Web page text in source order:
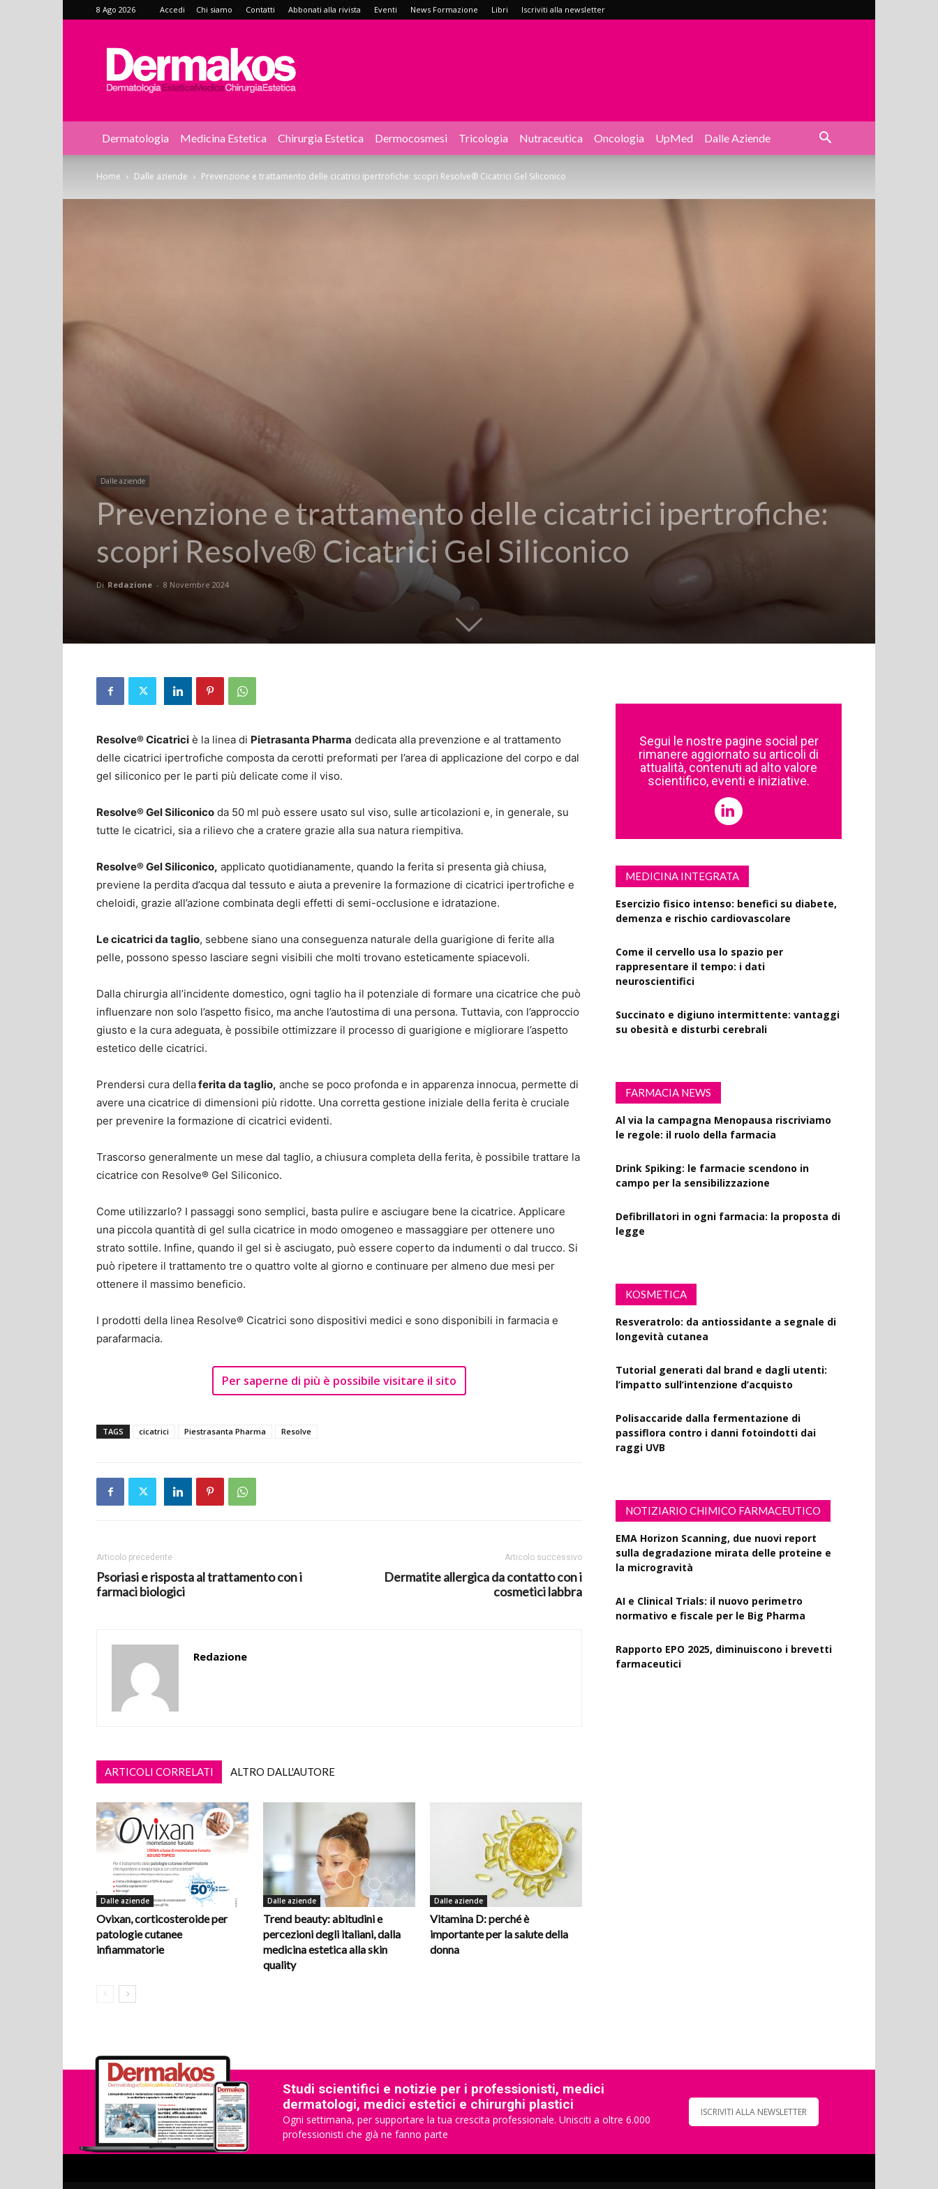
8 Ago 2026 Accedi Chi siamo Contatti Abbonati alla rivista Eventi News Formazione Libri Iscriviti alla newsletter
Dermakos
Dermatologia Medicina Estetica Chirurgia Estetica Dermocosmesi Tricologia Nutraceutica Oncologia UpMed Dalle Aziende
Home Dalle aziende Prevenzione e trattamento delle cicatrici ipertrofiche: scopri Resolve® Cicatrici Gel Siliconico
Dalle aziende
Prevenzione e trattamento delle cicatrici ipertrofiche:
scopri Resolve® Cicatrici Gel Siliconico
Di Redazione - 8 Novembre 2024
Resolve® Cicatrici è la linea di Pietrasanta Pharma dedicata alla prevenzione e al trattamento
delle cicatrici ipertrofiche composta da cerotti preformati per l’area di applicazione del corpo e dal
gel siliconico per le parti più delicate come il viso.
Resolve® Gel Siliconico da 50 ml può essere usato sul viso, sulle articolazioni e, in generale, su
tutte le cicatrici, sia a rilievo che a cratere grazie alla sua natura riempitiva.
Resolve® Gel Siliconico, applicato quotidianamente, quando la ferita si presenta già chiusa,
previene la perdita d’acqua dal tessuto e aiuta a prevenire la formazione di cicatrici ipertrofiche e
cheloidi, grazie all’azione combinata degli effetti di semi-occlusione e idratazione.
Le cicatrici da taglio, sebbene siano una conseguenza naturale della guarigione di ferite alla
pelle, possono spesso lasciare segni visibili che molti trovano esteticamente spiacevoli.
Dalla chirurgia all’incidente domestico, ogni taglio ha il potenziale di formare una cicatrice che può
influenzare non solo l’aspetto fisico, ma anche l’autostima di una persona. Tuttavia, con l’approccio
giusto e la cura adeguata, è possibile ottimizzare il processo di guarigione e migliorare l’aspetto
estetico delle cicatrici.
Prendersi cura dellaferita da taglio, anche se poco profonda e in apparenza innocua, permette di
avere una cicatrice di dimensioni più ridotte. Una corretta gestione iniziale della ferita è cruciale
per prevenire la formazione di cicatrici evidenti.
Trascorso generalmente un mese dal taglio, a chiusura completa della ferita, è possibile trattare la
cicatrice con Resolve® Gel Siliconico.
Come utilizzarlo? I passaggi sono semplici, basta pulire e asciugare bene la cicatrice. Applicare
una piccola quantità di gel sulla cicatrice in modo omogeneo e massaggiare per ottenere uno
strato sottile. Infine, quando il gel si è asciugato, può essere coperto da indumenti o dal trucco. Si
può ripetere il trattamento tre o quattro volte al giorno e continuare per almeno due mesi per
ottenere il massimo beneficio.
I prodotti della linea Resolve® Cicatrici sono dispositivi medici e sono disponibili in farmacia e
parafarmacia.
Per saperne di più è possibile visitare il sito
TAGS cicatrici Piestrasanta Pharma Resolve
Articolo precedente
Psoriasi e risposta al trattamento con i
farmaci biologici
Articolo successivo
Dermatite allergica da contatto con i
cosmetici labbra
Redazione
ARTICOLI CORRELATI ALTRO DALL'AUTORE
Dalle aziende
Ovixan, corticosteroide per
patologie cutanee
infiammatorie
Dalle aziende
Trend beauty: abitudini e
percezioni degli italiani, dalla
medicina estetica alla skin
quality
Dalle aziende
Vitamina D: perché è
importante per la salute della
donna
Segui le nostre pagine social per
rimanere aggiornato su articoli di
attualità, contenuti ad alto valore
scientifico, eventi e iniziative.
MEDICINA INTEGRATA
Esercizio fisico intenso: benefici su diabete,
demenza e rischio cardiovascolare
Come il cervello usa lo spazio per
rappresentare il tempo: i dati
neuroscientifici
Succinato e digiuno intermittente: vantaggi
su obesità e disturbi cerebrali
FARMACIA NEWS
Al via la campagna Menopausa riscriviamo
le regole: il ruolo della farmacia
Drink Spiking: le farmacie scendono in
campo per la sensibilizzazione
Defibrillatori in ogni farmacia: la proposta di
legge
KOSMETICA
Resveratrolo: da antiossidante a segnale di
longevità cutanea
Tutorial generati dal brand e dagli utenti:
l’impatto sull’intenzione d’acquisto
Polisaccaride dalla fermentazione di
passiflora contro i danni fotoindotti dai
raggi UVB
NOTIZIARIO CHIMICO FARMACEUTICO
EMA Horizon Scanning, due nuovi report
sulla degradazione mirata delle proteine e
la microgravità
AI e Clinical Trials: il nuovo perimetro
normativo e fiscale per le Big Pharma
Rapporto EPO 2025, diminuiscono i brevetti
farmaceutici
Studi scientifici e notizie per i professionisti, medici
dermatologi, medici estetici e chirurghi plastici
Ogni settimana, per supportare la tua crescita professionale. Unisciti a oltre 6.000
professionisti che già ne fanno parte
ISCRIVITI ALLA NEWSLETTER